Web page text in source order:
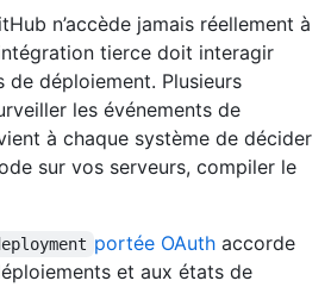
n’accède jamais réellement à
tierce doit interagir
de déploiement. Plusieurs
les événements de
à chaque système de décider
sur vos serveurs, compiler le
portée OAuthaccorde
et aux états de